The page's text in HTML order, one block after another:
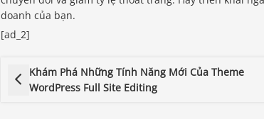
doanh của bạn.
[ad_2]
Khám Phá Những Tính Năng Mới Của Theme
WordPress Full Site Editing